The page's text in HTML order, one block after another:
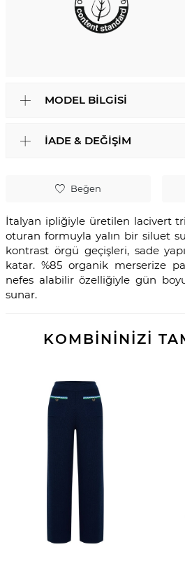
Beğen
İtalyan ipliğiyle üretilen lacivert
oturan formuyla yalın bir siluet
kontrast örgü geçişleri, sade
katar. %85 organik merserize
nefes alabilir özelliğiyle gün
sunar.
MODEL BILGISI
İADE & DEĞIŞIM
KOMBİNİNİZİ